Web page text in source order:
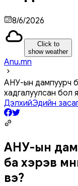
8/6/2026
Click to
show weather
Anu.mn
АНУ-ын дампуурч
хадгалуулсан бол
ДэлхийЭдийн
АНУ-ын
ба хэрэв
вэ?